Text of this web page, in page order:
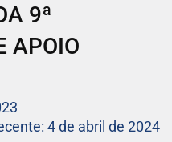
9ª
APOIO
4 de abril de 2024